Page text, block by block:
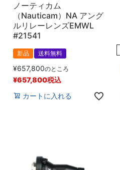
ノーティカム
（Nauticam）NA アング
ルリレーレンズEMWL
#21541
新品 送料無料
¥657,800のところ
¥657,800税込
カートに入れる